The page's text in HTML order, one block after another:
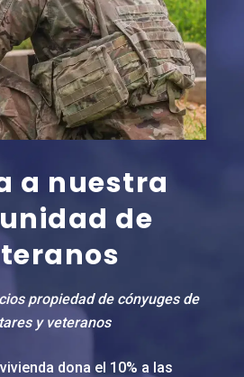
a nuestra
de
propiedad de cónyuges de
y veteranos
dona el 10% a las